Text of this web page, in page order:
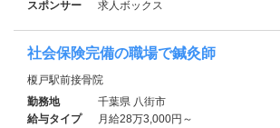
スポンサー
求人ボックス
社会保険完備の職場で鍼灸師
榎戸駅前接骨院
勤務地
千葉県 八街市
給与タイプ
月給28万3,000円～